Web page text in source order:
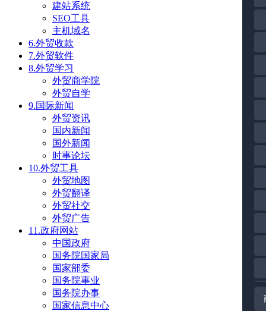
建站系统
SEO工具
主机域名
6.外贸收款
7.外贸软件
8.外贸学习
外贸商学院
外贸自学
9.国际新闻
外贸资讯
国内新闻
国外新闻
时事论坛
10.外贸工具
外贸地图
外贸翻译
外贸社交
外贸广告
11.政府网站
中国政府
国务院国家局
国家部委
国务院事业
国务院办事
国家信息中心